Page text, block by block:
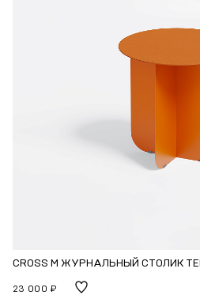
CROSS M ЖУРНАЛЬНЫЙ СТОЛИК
23 000 ₽